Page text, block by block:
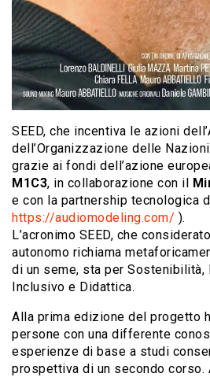
SEED, che incentiva le azioni
dell’Organizzazione delle
grazie ai fondi dell’azione
M1C3, in collaborazione con il
e con la partnership tecnologica
https://audiomodeling.com/ ).
L’acronimo SEED, che
autonomo richiama
di un seme, sta per Sostenibilità,
Inclusivo e Didattica.
Alla prima edizione del progetto
persone con una differente
esperienze di base a studi
prospettiva di un secondo corso.